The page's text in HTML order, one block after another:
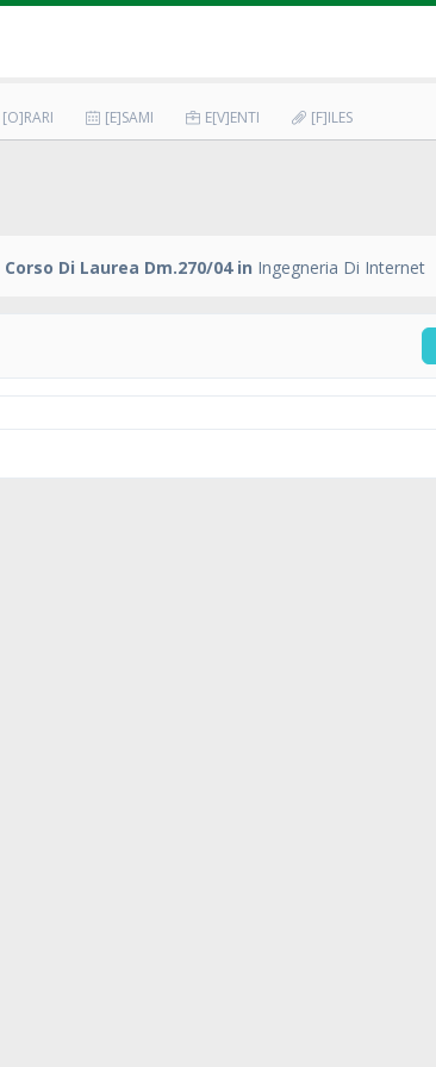
[O]RARI [E]SAMI E[V]ENTI [F]ILES
Corso Di Laurea Dm.270/04 in Ingegneria Di Internet